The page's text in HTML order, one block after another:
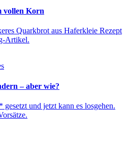
vollen Korn
Quarkbrot aus Haferkleie Rezept
Artikel.
– aber wie?
und jetzt kann es losgehen.